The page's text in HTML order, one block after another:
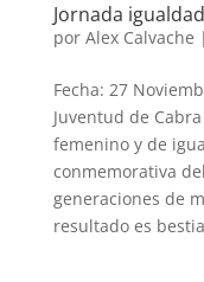
Jornada
por Alex Calvache |
Fecha: 27
Juventud de
femenino y de
conmemorativa
generaciones de
resultado es